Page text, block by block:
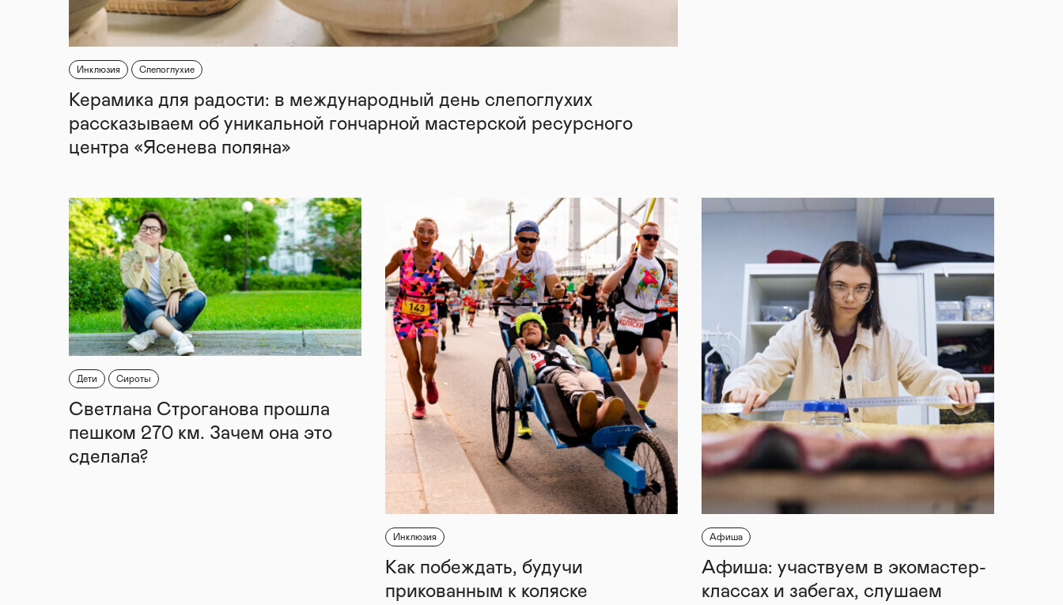
Инклюзия Слепоглухие
Керамика для радости: в международный день слепоглухих
рассказываем об уникальной гончарной мастерской ресурсного
центра «Ясенева поляна»
Дети Сироты
Светлана Строганова прошла
пешком 270 км. Зачем она это
сделала?
Инклюзия
Как побеждать, будучи
прикованным к коляске
Афиша
Афиша: участвуем в экомастер-
классах и забегах, слушаем